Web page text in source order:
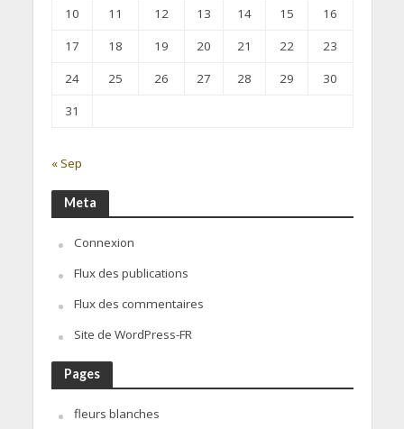
10
11 12 13 14 15
16
17
18 19 20 21 22
23
24
25 26 27 28 29
30
31
« Sep
Meta
Connexion
Flux des publications
Flux des commentaires
Site de WordPress-FR
Pages
fleurs blanches